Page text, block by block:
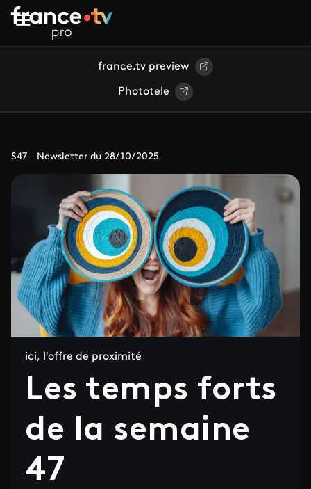
Aller au contenu principal
france.tv preview
Phototele
S47 - Newsletter du 28/10/2025
ici, l'offre de proximité
Les temps forts
de la semaine
47